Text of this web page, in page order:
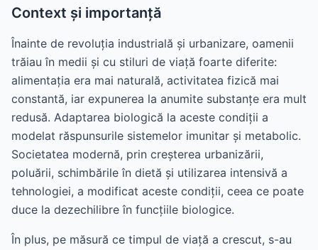
Context și importanță
Înainte de revoluția industrială și urbanizare, oamenii
trăiau în medii și cu stiluri de viață foarte diferite:
alimentația era mai naturală, activitatea fizică mai
constantă, iar expunerea la anumite substanțe era mult
redusă. Adaptarea biologică la aceste condiții a
modelat răspunsurile sistemelor imunitar și metabolic.
Societatea modernă, prin creșterea urbanizării,
poluării, schimbările în dietă și utilizarea intensivă a
tehnologiei, a modificat aceste condiții, ceea ce poate
duce la dezechilibre în funcțiile biologice.
În plus, pe măsură ce timpul de viață a crescut, s-au